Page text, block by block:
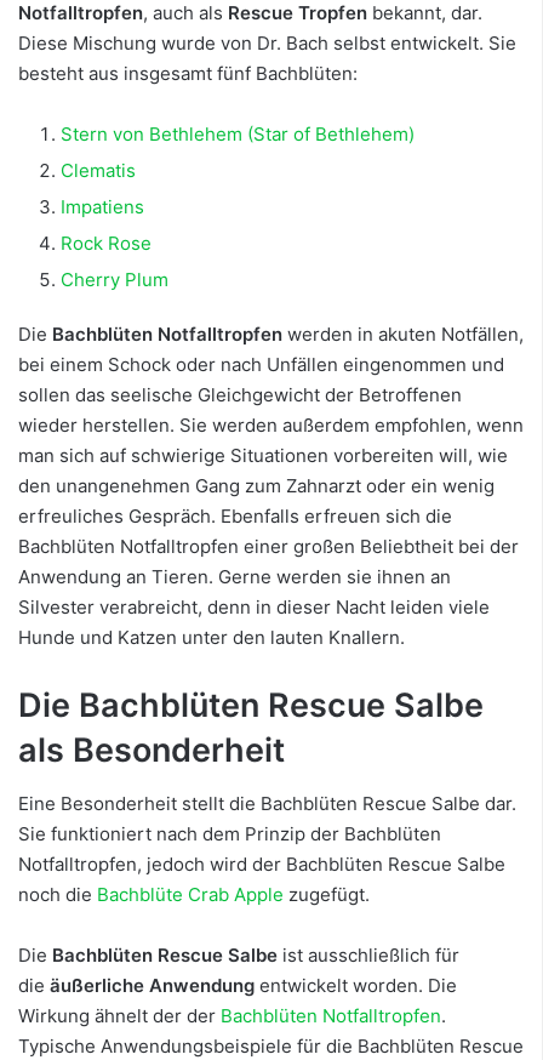
Notfalltropfen, auch als Rescue Tropfen bekannt, dar.
Diese Mischung wurde von Dr. Bach selbst entwickelt. Sie
besteht aus insgesamt fünf Bachblüten:
Stern von Bethlehem (Star of Bethlehem)
Clematis
Impatiens
Rock Rose
Cherry Plum
Die Bachblüten Notfalltropfen werden in akuten Notfällen,
bei einem Schock oder nach Unfällen eingenommen und
sollen das seelische Gleichgewicht der Betroffenen
wieder herstellen. Sie werden außerdem empfohlen, wenn
man sich auf schwierige Situationen vorbereiten will, wie
den unangenehmen Gang zum Zahnarzt oder ein wenig
erfreuliches Gespräch. Ebenfalls erfreuen sich die
Bachblüten Notfalltropfen einer großen Beliebtheit bei der
Anwendung an Tieren. Gerne werden sie ihnen an
Silvester verabreicht, denn in dieser Nacht leiden viele
Hunde und Katzen unter den lauten Knallern.
Die Bachblüten Rescue Salbe
als Besonderheit
Eine Besonderheit stellt die Bachblüten Rescue Salbe dar.
Sie funktioniert nach dem Prinzip der Bachblüten
Notfalltropfen, jedoch wird der Bachblüten Rescue Salbe
noch die Bachblüte Crab Apple zugefügt.
Die Bachblüten Rescue Salbe ist ausschließlich für
die äußerliche Anwendung entwickelt worden. Die
Wirkung ähnelt der der Bachblüten Notfalltropfen.
Typische Anwendungsbeispiele für die Bachblüten Rescue